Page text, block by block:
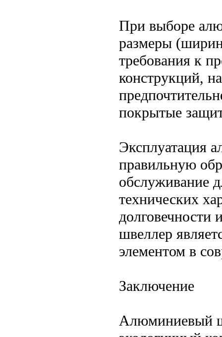
При выборе
размеры
требования к
конструкций,
покрытые
Эксплуатация
правильную
обслуживание
технических
долговечности
швеллер
элементом в
Заключение
Алюминиевый